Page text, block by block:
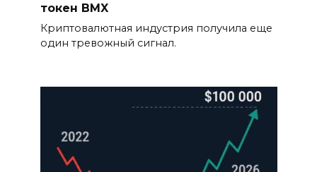
токен BMX
Криптовалютная индустрия получила еще
один тревожный сигнал.